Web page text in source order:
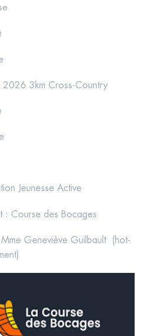
3km Cross-Country
Jeunesse Active
: Course des Bocages
Geneviève Guilbault (hot-